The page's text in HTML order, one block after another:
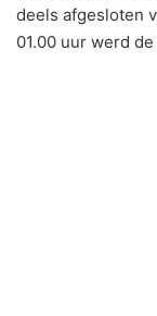
deels afgesloten
01.00 uur werd